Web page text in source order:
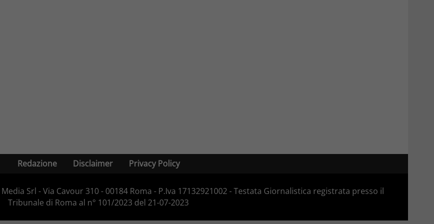
Redazione Disclaimer Privacy Policy
Srl - Via Cavour 310 - 00184 Roma - P.Iva 17132921002 - Testata Giornalistica registrata presso il
Tribunale di Roma al n° 101/2023 del 21-07-2023